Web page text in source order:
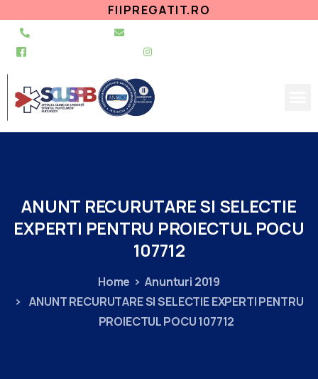
FIIPREGATIT.RO
ANUNT RECURUTARESI SELECTIE
EXPERTI PENTRU PROIECTUL POCU
107712
Home
Anunturi 2019
ANUNT RECURUTARE SI SELECTIE EXPERTI PENTRU
PROIECTUL POCU 107712